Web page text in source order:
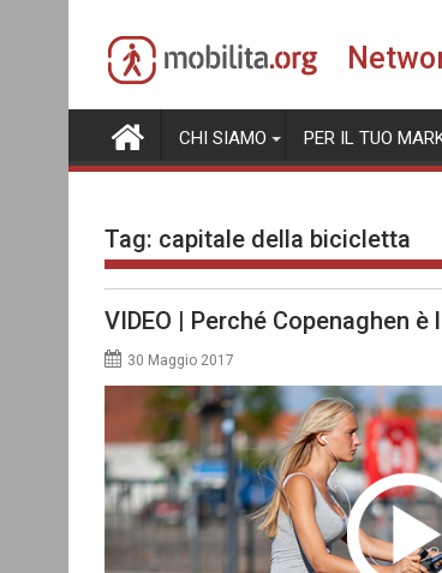
content
CHI SIAMO PER IL TUO
Tag: capitale della bicicletta
VIDEO | Perché Copenaghen
30 Maggio 2017